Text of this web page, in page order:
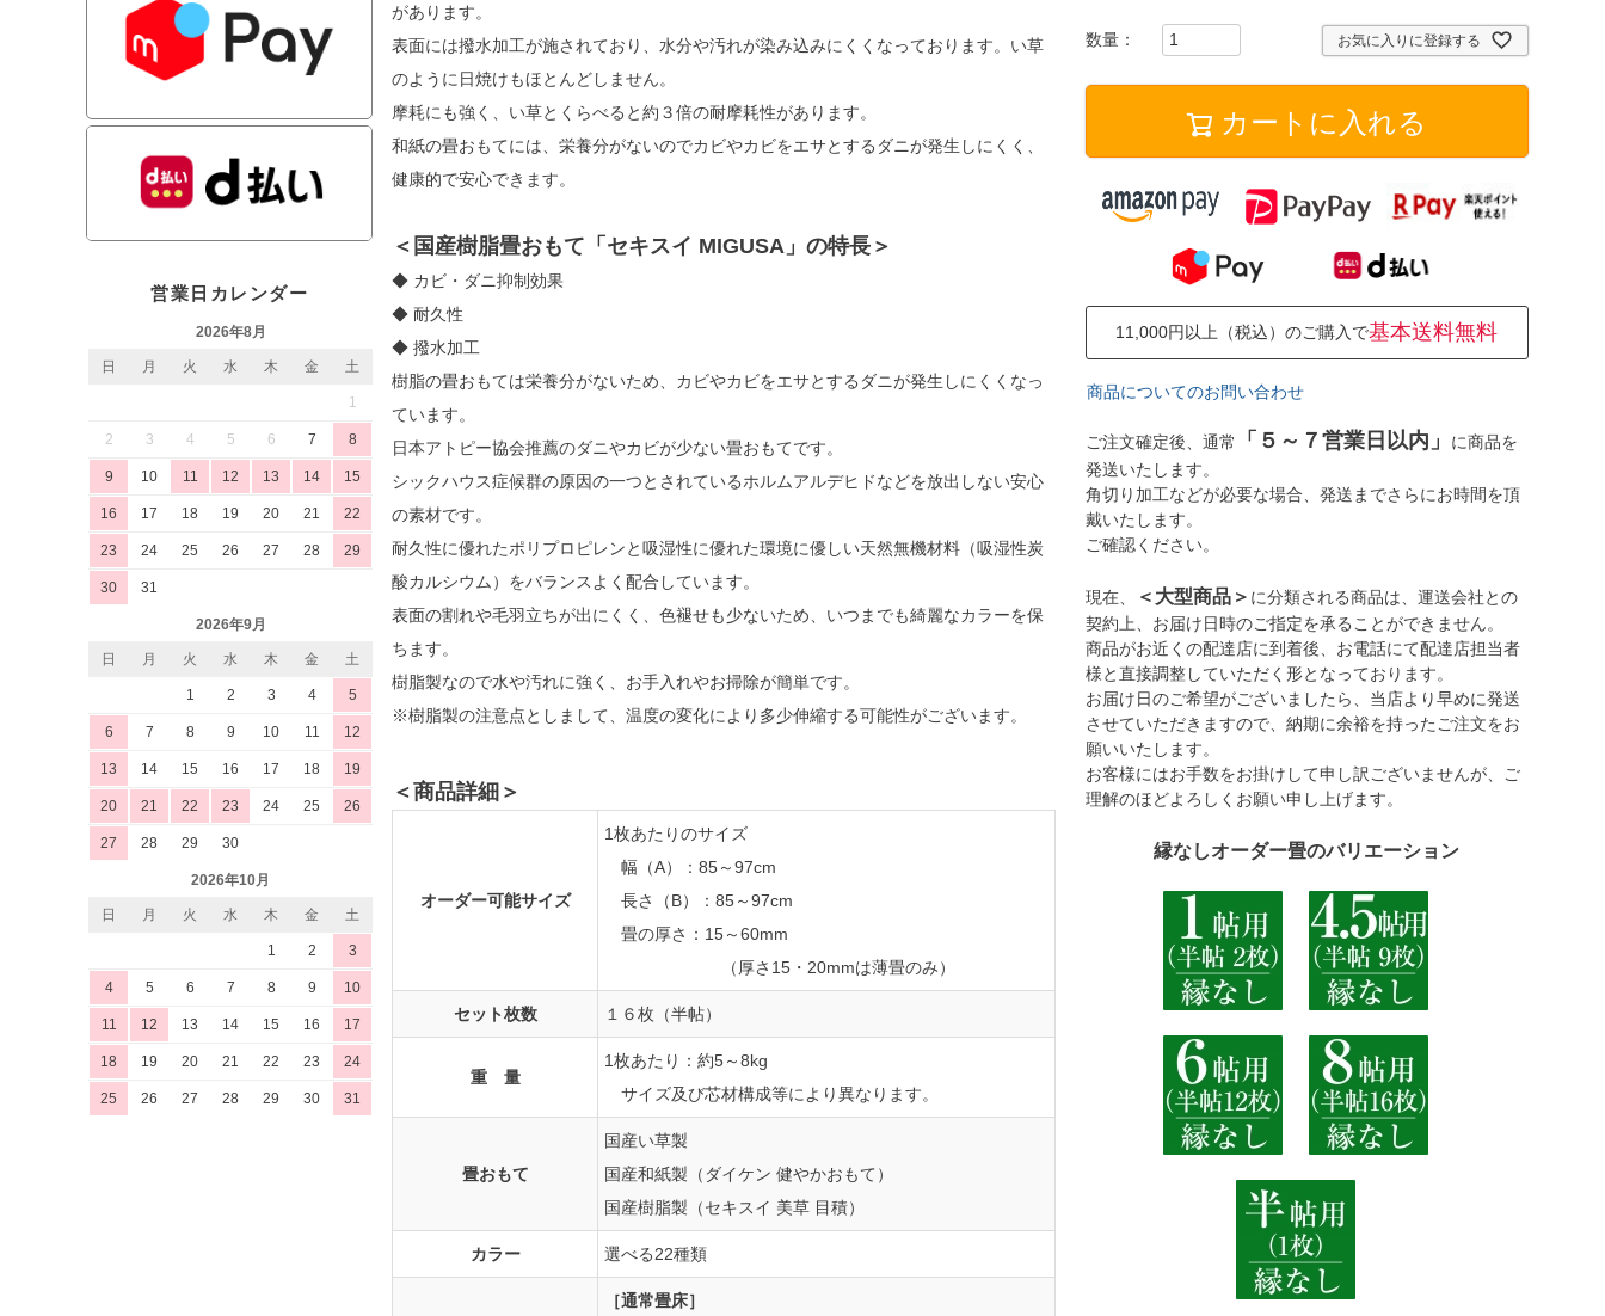
営業日カレンダー
2026年8月
日 月 火 水 木 金 土
1
2 3 4 5 6 7 8
9 10 11 12 13 14 15
16 17 18 19 20 21 22
23 24 25 26 27 28 29
30 31
2026年9月
日 月 火 水 木 金 土
1 2 3 4 5
6 7 8 9 10 11 12
13 14 15 16 17 18 19
20 21 22 23 24 25 26
27 28 29 30
2026年10月
日 月 火 水 木 金 土
1 2 3
4 5 6 7 8 9 10
11 12 13 14 15 16 17
18 19 20 21 22 23 24
25 26 27 28 29 30 31
があります。
表面には撥水加工が施されており、水分や汚れが染み込みにくくなっております。い草
のように日焼けもほとんどしません。
摩耗にも強く、い草とくらべると約３倍の耐摩耗性があります。
和紙の畳おもてには、栄養分がないのでカビやカビをエサとするダニが発生しにくく、
健康的で安心できます。
＜国産樹脂畳おもて「セキスイ MIGUSA」の特長＞
◆ カビ・ダニ抑制効果
◆ 耐久性
◆ 撥水加工
樹脂の畳おもては栄養分がないため、カビやカビをエサとするダニが発生しにくくなっ
ています。
日本アトピー協会推薦のダニやカビが少ない畳おもてです。
シックハウス症候群の原因の一つとされているホルムアルデヒドなどを放出しない安心
の素材です。
耐久性に優れたポリプロピレンと吸湿性に優れた環境に優しい天然無機材料（吸湿性炭
酸カルシウム）をバランスよく配合しています。
表面の割れや毛羽立ちが出にくく、色褪せも少ないため、いつまでも綺麗なカラーを保
ちます。
樹脂製なので水や汚れに強く、お手入れやお掃除が簡単です。
※樹脂製の注意点としまして、温度の変化により多少伸縮する可能性がございます。
＜商品詳細＞
オーダー可能サイズ
1枚あたりのサイズ
幅（A）：85～97cm
長さ（B）：85～97cm
畳の厚さ：15～60mm
（厚さ15・20mmは薄畳のみ）
セット枚数 １６枚（半帖）
重 量
1枚あたり：約5～8kg
サイズ及び芯材構成等により異なります。
畳おもて
国産い草製
国産和紙製（ダイケン 健やかおもて）
国産樹脂製（セキスイ 美草 目積）
カラー 選べる22種類
［通常畳床］
お気に入りに登録する
カートに入れる
11,000円以上（税込）のご購入で基本送料無料
商品についてのお問い合わせ
ご注文確定後、通常 「５～７営業日以内」
に商品を
発送いたします。
角切り加工などが必要な場合、発送までさらにお時間を頂
戴いたします。
ご確認ください。
現在、 ＜大型商品＞ に分類される商品は、運送会社との
契約上、お届け日時のご指定を承ることができません。
商品がお近くの配達店に到着後、お電話にて配達店担当者
様と直接調整していただく形となっております。
お届け日のご希望がございましたら、当店より早めに発送
させていただきますので、納期に余裕を持ったご注文をお
願いいたします。
お客様にはお手数をお掛けして申し訳ございませんが、ご
理解のほどよろしくお願い申し上げます。
縁なしオーダー畳のバリエーション